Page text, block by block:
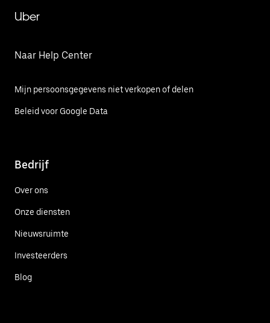
Uber
Naar Help Center
Mijn persoonsgegevens niet verkopen of delen
Beleid voor Google Data
Bedrijf
Over ons
Onze diensten
Nieuwsruimte
Investeerders
Blog